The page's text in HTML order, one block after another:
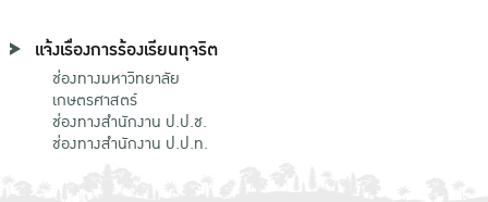
แจ้งเรื่องการร้องเรียนทุจริต
ช่องทางมหาวิทยาลัย
เกษตรศาสตร์
ช่องทางสำนักงาน ป.ป.ช.
ช่องทางสำนักงาน ป.ป.ท.